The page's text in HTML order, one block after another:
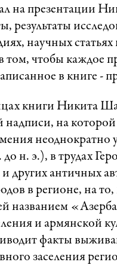
на презентации
результаты
научных
том, чтобы каждое
в книге -
книги Никита
на
неоднократно
н. э.), в трудах
античных
в регионе, на то,
названием
и армянской
факты
заселения